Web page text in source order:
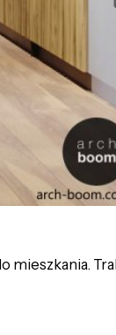
mieszkania.